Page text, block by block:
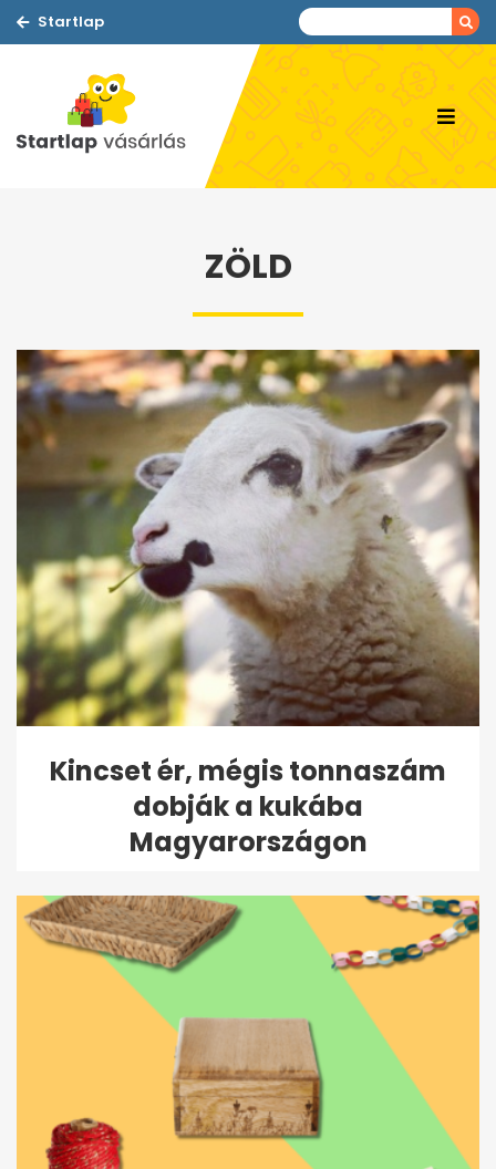
Startlap
ZÖLD
Kincset ér, mégis tonnaszám
dobják a kukába
Magyarországon